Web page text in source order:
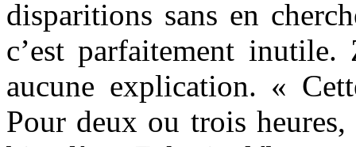
disparitions sans en
c’est parfaitement
aucune explication. «
Pour deux ou trois